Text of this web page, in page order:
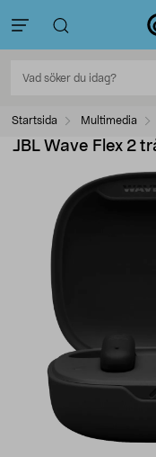
Startsida Multimedia
JBL Wave Flex 2